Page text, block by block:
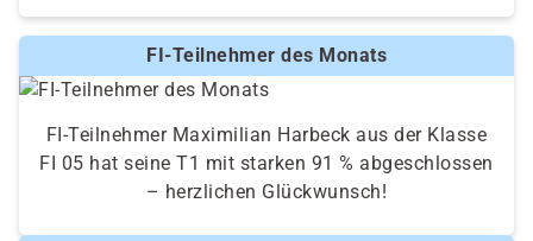
FI-Teilnehmer des Monats
FI-Teilnehmer Maximilian Harbeck aus der Klasse
FI 05 hat seine T1 mit starken 91 % abgeschlossen
– herzlichen Glückwunsch!